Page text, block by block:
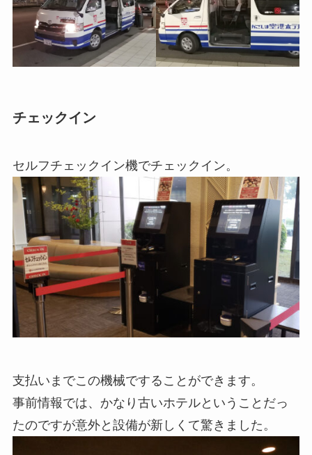
チェックイン
セルフチェックイン機でチェックイン。
支払いまでこの機械ですることができます。
事前情報では、かなり古いホテルということだっ
たのですが意外と設備が新しくて驚きました。